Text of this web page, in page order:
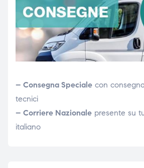
– Consegna Specialecon
tecnici
– Corriere Nazionalepresente su
italiano